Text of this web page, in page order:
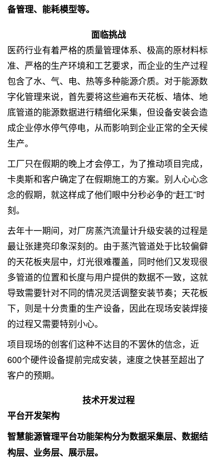
备管理、能耗模型等。
面临挑战
医药行业有着严格的质量管理体系、极高的原材料标
准、严格的生产环境和工艺要求，而企业的生产过程
包含了水、气、电、热等多种能源介质。对于能源数
字化管理来说，首先要将这些遍布天花板、墙体、地
底管道的能源数据进行精细化采集，但设备安装会造
成企业停水停气停电，从而影响到企业正常的全天候
生产。
工厂只在假期的晚上才会停工，为了推动项目完成，
卡奥斯和客户确定了在假期施工的方案。别人心心念
念的假期，就这样成了他们眼中分秒必争的“赶工”时
刻。
去年十一期间，对厂房蒸汽流量计升级安装的过程是
最让张建亮印象深刻的。由于蒸汽管道处于比较偏僻
的天花板夹层中，灯光很难覆盖，同时他们又发现很
多管道的位置和长度与用户提供的数据不一致，这就
导致需要针对不同的情况灵活调整安装节奏；天花板
下，则是十分贵重的生产设备，因此在现场安装焊接
的过程又需要特别小心。
项目现场的创客们这种不达目的不罢休的信念，近
600个硬件设备提前完成安装，速度之快甚至超出了
客户的预期。
技术开发过程
平台开发架构
智慧能源管理平台功能架构分为数据采集层、数据结
构层、业务层、展示层。